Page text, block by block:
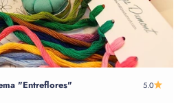
"Entreflores" 5.0